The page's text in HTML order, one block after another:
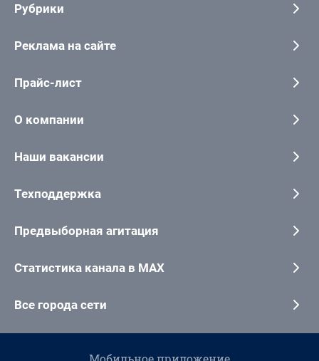
Рубрики
Реклама на сайте
Прайс-лист
О компании
Наши вакансии
Техподдержка
Предвыборная агитация
Статистика канала в MAX
Все города сети